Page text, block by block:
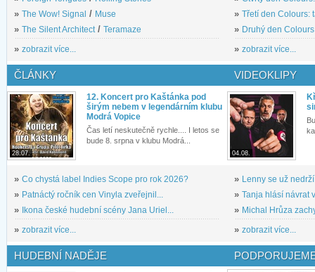
» The Wow! Signal / Muse
» The Silent Architect / Teramaze
» zobrazit více...
» Třetí den Colours:
» Druhý den
» zobrazit více...
ČLÁNKY
28.07.
12. Koncert pro Kaštánka pod
širým nebem v legendárním klubu
Modrá Vopice
Čas letí neskutečně rychle.... I letos se
bude 8. srpna v klubu Modrá...
» Co chystá label Indies Scope pro rok 2026?
» Patnáctý ročník cen Vinyla zveřejnil...
»
Ikona české hudební scény Jana Uriel...
» zobrazit více...
VIDEOKLIPY
04.08.
» Lenny se už
» Tanja hlásí návrat
» Michal Hrůza
» zobrazit více...
HUDEBNÍ NADĚJE